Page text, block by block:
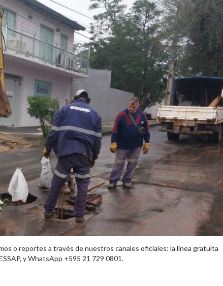
o reportes a través de nuestros canales oficiales: la línea gratuita
y WhatsApp +595 21 729 0801.